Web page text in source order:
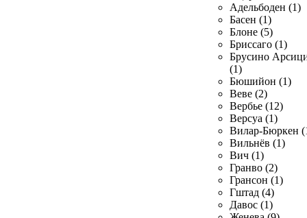
Адельбоден (1)
Басен (1)
Блоне (5)
Бриссаго (1)
Брусино
(1)
Бюшийон (1)
Веве (2)
Вербье (12)
Версуа (1)
Вилар-Бюркен
Вильнёв (1)
Вич (1)
Гранво (2)
Грансон (1)
Гштад (4)
Давос (1)